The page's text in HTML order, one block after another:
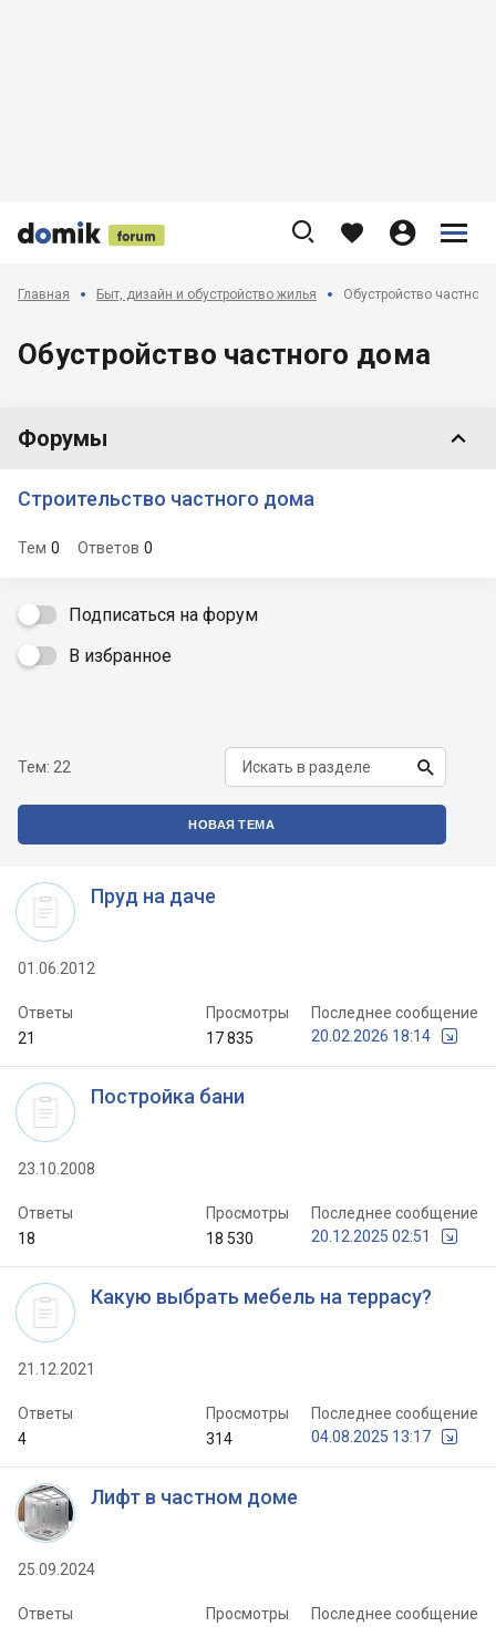


 
    


Главная Быт, дизайн и обустройство жилья Обустройство
Обустройство частного дома
Форумы 
Строительство частного дома
Тем 0 Ответов 0
Подписаться на форум
 В избранное
Тем: 22 
НОВАЯ ТЕМА
Пруд на даче
01.06.2012
Ответы
21
Просмотры
17 835
Последнее сообщение
20.02.2026 18:14
Постройка бани
23.10.2008
Ответы
18
Просмотры
18 530
Последнее сообщение
20.12.2025 02:51
Какую выбрать мебель на террасу?
21.12.2021
Ответы
4
Просмотры
314
Последнее сообщение
04.08.2025 13:17
Лифт в частном доме
25.09.2024
Ответы
Просмотры
Последнее сообщение